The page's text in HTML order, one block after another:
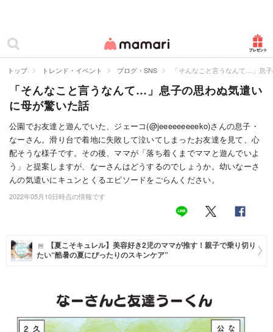
ママリ
カテゴリー一覧
妊娠
出産
赤ちゃん・育児
子育て・家族
病院
お仕事
トレンド・イベント
トップ トレンド・イベント ブログ・SNS 「そんなこと言うなんて…」息
「そんなこと言うなんて…」息子の思わぬ気遣い
に母が驚いた話
公園でお友達と遊んでいた、ジェーコ(@jeeeeeeeeeko)さんの息子・
なーさん。滑り台で着地に失敗して泣いてしまったお友達を見て、心
配そうな様子です。その後、ママが「落ち着くまでママと遊んでいよ
う」と提案しますが、なーさんはどうするのでしょうか。幼いなーさ
んの気遣いにキュンとくるエピソードをごらんください。
2022年05月10日時点の情報です
【夏こそキュレル】美容好き2児のママが推す！親子で乗り切り
たい“酷暑の夏にぴったりのスキンケア”